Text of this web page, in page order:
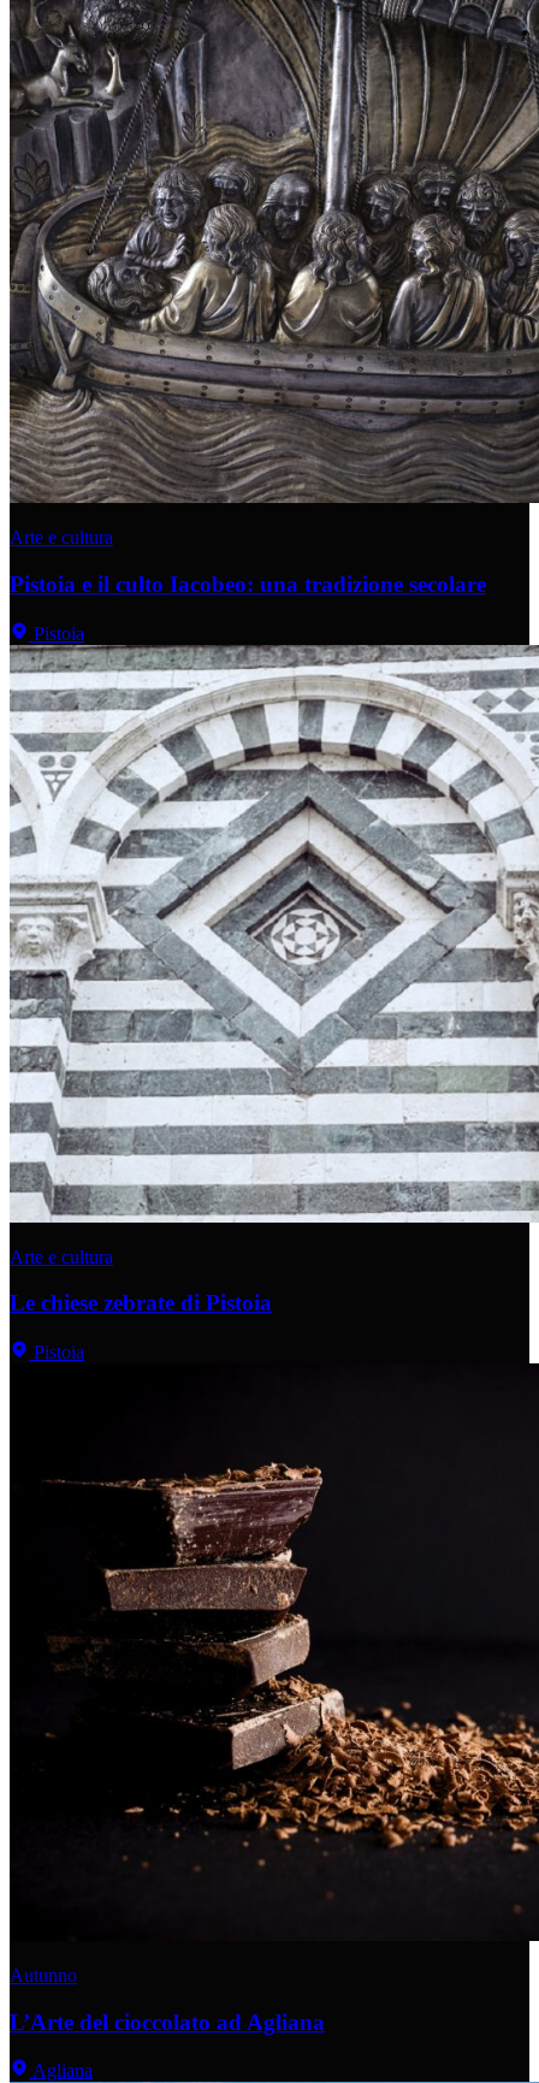
Arte e cultura
Pistoia e il culto Iacobeo: una tradizione secolare
Pistoia
Arte e cultura
Le chiese zebrate di Pistoia
Pistoia
Autunno
L’Arte del cioccolato ad Agliana
Agliana